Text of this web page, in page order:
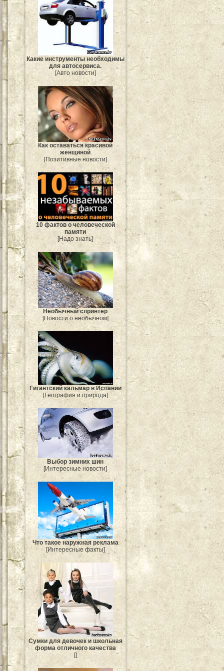
Какие инструменты необходимы
для автосервиса.
[Авто новости]
Как оставаться красивой
женщиной
[Позитивные новости]
10 фактов о человеческой
памяти
[Надо знать]
Необычный спринтер
[Новости о необычном]
Гигантский кальмар в Испании
[География и природа]
Выбор зимних шин
[Интересные новости]
Что такое наружная реклама
[Интересные факты]
Сумки для девочек и школьная
форма отличного качества
[]